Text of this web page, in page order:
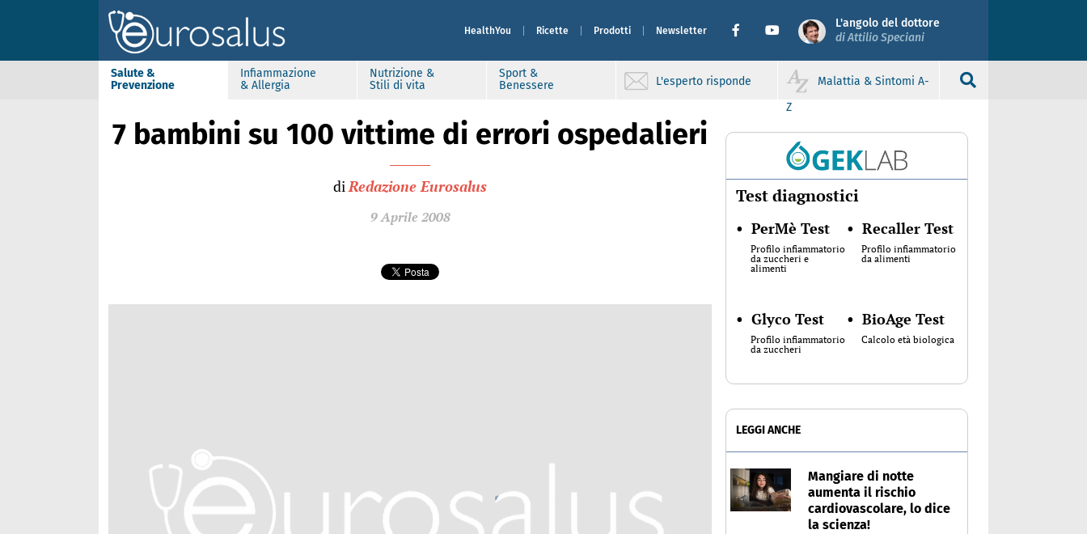
HealthYou Ricette Prodotti Newsletter
L'angolo del dottore
di Attilio Speciani
Salute &
Prevenzione
Infiammazione
& Allergia
Nutrizione &
Stili di vita
Sport &
Benessere
L'esperto risponde
Malattia & Sintomi A-
Z
7 bambini su 100 vittime di errori ospedalieri
diRedazione Eurosalus
9 Aprile 2008
Test diagnostici
• PerMè Test
Profilo infiammatorio
da zuccheri e
alimenti
• Recaller Test
Profilo infiammatorio
da alimenti
• Glyco Test
Profilo infiammatorio
da zuccheri
• BioAge Test
Calcolo età biologica
LEGGI ANCHE
Mangiare di notte
aumenta il rischio
cardiovascolare, lo dice
la scienza!